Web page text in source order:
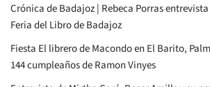
Crónica de Badajoz | Rebeca Porras
Feria del Libro de Badajoz
Fiesta El librero de Macondo en El Barito,
144 cumpleaños de Ramon Vinyes